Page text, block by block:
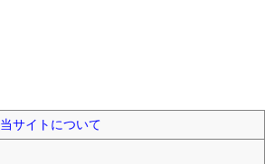
当サイトについて